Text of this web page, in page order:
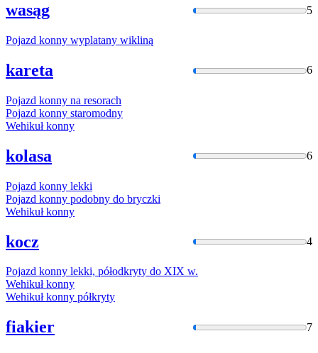
wasąg 5
Pojazd konny wyplatany wikliną
kareta 6
Pojazd konny na resorach
Pojazd konny staromodny
Wehikułkonny
kolasa 6
Pojazd konny lekki
Pojazd konny podobny do bryczki
Wehikułkonny
kocz 4
Pojazd konny lekki, półodkryty do XIX w.
Wehikułkonny
Wehikułkonny półkryty
fiakier 7